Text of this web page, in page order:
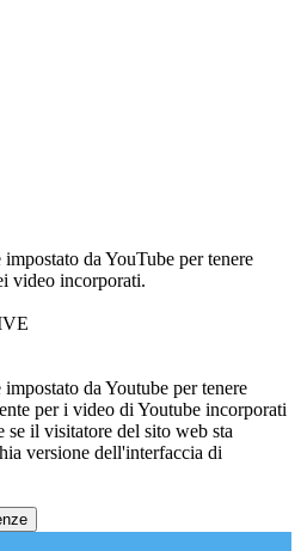
da YouTube per tenere
video incorporati.
da Youtube per tenere
per i video di Youtube incorporati
se il visitatore del sito web sta
versione dell'interfaccia di